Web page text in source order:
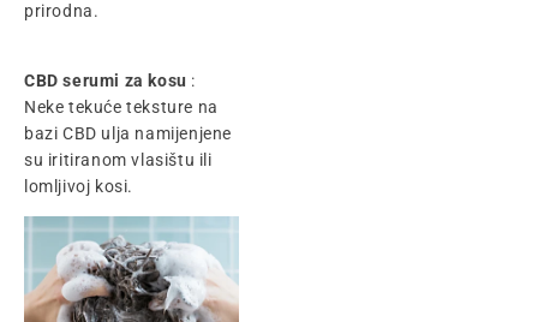
prirodna.
CBD serumi za kosu :
Neke tekuće teksture na
bazi CBD ulja namijenjene
su iritiranom vlasištu ili
lomljivoj kosi.